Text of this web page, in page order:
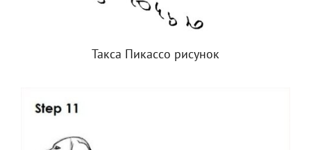
Такса Пикассо рисунок